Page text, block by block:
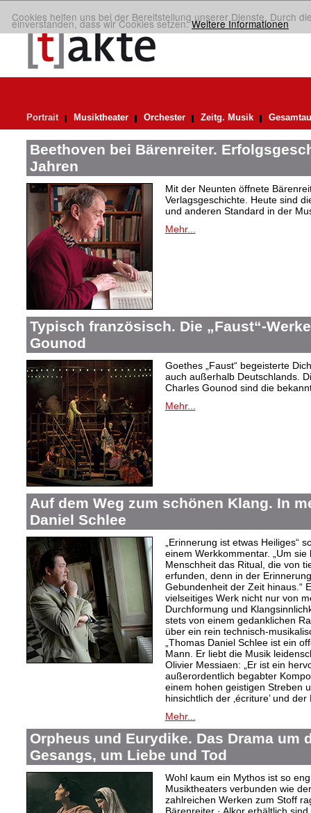
Cookies helfen uns bei der Bereitstellung unserer Dienste. Durch
einverstanden, dass wir Cookies setzen.Weitere Informationen
Portrait Musiktheater Orchester Zeitg. Musik
Beethoven bei Bärenreiter.
Jahren
Mit der Neunten öffnete
Verlagsgeschichte. Heute sind
und anderen Standard in der
Mehr...
Typisch französisch. Die „Faust“-
Gounod
Goethes „Faust“ begeisterte
auch außerhalb Deutschlands.
Charles Gounod sind die
Mehr...
Auf dem Weg zum schönen Klang. In
Daniel Schlee
„Erinnerung ist etwas Heiliges“
einem Werkkommentar. „Um
Menschheit das Ritual, die von
erfunden, denn in der
Gebundenheit der Zeit hinaus.“
vielseitiges Werk nicht nur von
Durchformung und
stets von einem gedanklichen
über ein rein technisch-
„Thomas Daniel Schlee ist ein
Mann. Er liebt die Musik
Olivier Messiaen: „Er ist ein
außerordentlich begabter
einem hohen geistigen Streben
hinsichtlich der ‚écriture’ und der
Mehr...
Orpheus und Eurydike. Das Drama um
Gesangs, um Liebe und Tod
Wohl kaum ein Mythos ist so
Musiktheaters verbunden wie
zahlreichen Werken zum Stoff